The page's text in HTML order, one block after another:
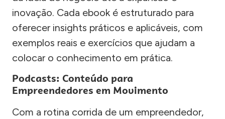
inovação. Cada ebook é estruturado para
oferecer insights práticos e aplicáveis, com
exemplos reais e exercícios que ajudam a
colocar o conhecimento em prática.
Podcasts: Conteúdo para
Empreendedores em Movimento
Com a rotina corrida de um empreendedor,